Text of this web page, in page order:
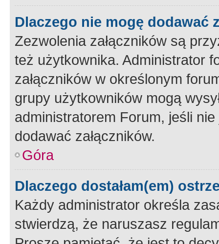
Dlaczego nie mogę dodawać
Zezwolenia załączników są
też użytkownika. Administrator
załączników w określonym
grupy użytkowników mogą
administratorem Forum, jeśli
dodawać załączników.
Góra
Dlaczego dostałam(em)
Każdy administrator określa
stwierdzą, że naruszasz